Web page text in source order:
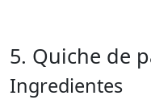
5. Quiche de
Ingredientes